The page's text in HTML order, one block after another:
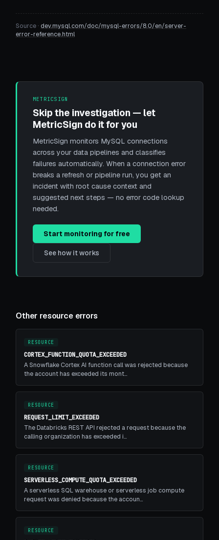
Source · dev.mysql.com/doc/mysql-errors/8.0/en/server-
error-reference.html
METRICSIGN
Skip the investigation — let
MetricSign do it for you
MetricSign monitors MySQL connections
across your data pipelines and classifies
failures automatically. When a connection error
breaks a refresh or pipeline run, you get an
incident with root cause context and
suggested next steps — no error code lookup
needed.
Start monitoring for free
See how it works
Other resource errors
RESOURCE
CORTEX_FUNCTION_QUOTA_EXCEEDED
A Snowflake Cortex AI function call was rejected because
the account has exceeded its mont…
RESOURCE
REQUEST_LIMIT_EXCEEDED
The Databricks REST API rejected a request because the
calling organization has exceeded i…
RESOURCE
SERVERLESS_COMPUTE_QUOTA_EXCEEDED
A serverless SQL warehouse or serverless job compute
request was denied because the accoun…
RESOURCE